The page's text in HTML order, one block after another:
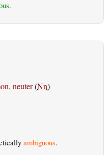
.
neuter(Nn)
ambiguous.